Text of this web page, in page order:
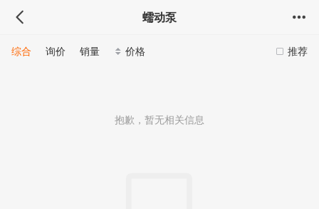
蠕动泵
推荐
综合 询价 销量 价格
抱歉，暂无相关信息